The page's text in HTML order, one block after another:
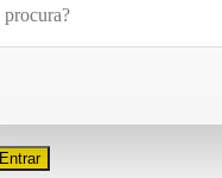
Entrar